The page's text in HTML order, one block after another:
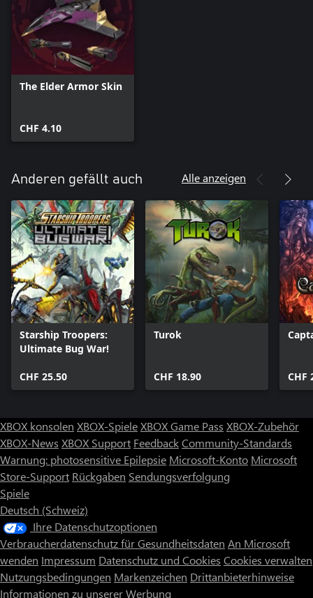
The Elder Armor Skin
CHF 4.10
Anderen gefällt auch Alle anzeigen
Starship Troopers:
Ultimate Bug War!
CHF 25.50
Turok
CHF 18.90 CHF
XBOX konsolen XBOX-SpieleXBOX Game Pass XBOX-Zubehör
XBOX-News XBOX Support FeedbackCommunity-Standards
Warnung: photosensitive Epilepsie Microsoft-Konto Microsoft
Store-Support Rückgaben Sendungsverfolgung
Spiele
Deutsch (Schweiz)
Ihre Datenschutzoptionen
Verbraucherdatenschutz für Gesundheitsdaten An Microsoft
wenden Impressum Datenschutz und Cookies Cookies verwalten
Nutzungsbedingungen Markenzeichen Drittanbieterhinweise
Informationen zu unserer Werbung